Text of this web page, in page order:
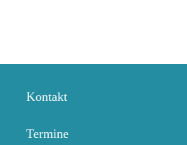
Kontakt
Termine